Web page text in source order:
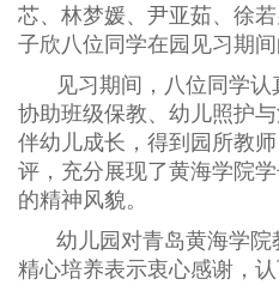
芯、林梦媛、尹亚茹、徐
子欣八位同学在园见习期
见习期间，八位同学
协助班级保教、幼儿照护
伴幼儿成长，得到园所教
评，充分展现了黄海学院
的精神风貌。
幼儿园对青岛黄海学院
精心培养表示衷心感谢，